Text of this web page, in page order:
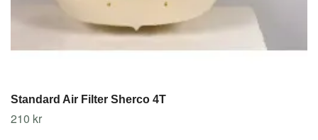
Standard Air Filter Sherco 4T
210 kr